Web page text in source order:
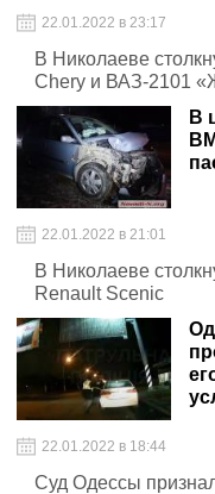
22.01.2022 в 23:17
В Николаеве
Chery и ВАЗ-2101
В
22.01.2022 в 21:01
В Николаеве
Renault Scenic
22.01.2022 в 18:44
Суд Одессы